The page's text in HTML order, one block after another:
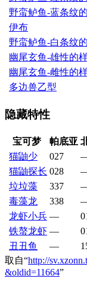
野蛮鲈鱼-蓝条纹
伊布
野蛮鲈鱼-白条纹
幽尾玄鱼-雄性的
幽尾玄鱼-雌性的
多边兽乙型
隐藏特性
宝可梦 帕底亚
猫鼬少
027
猫鼬探长 028
垃垃藻
337
毒藻龙
338
龙虾小兵 —
铁螯龙虾 —
丑丑鱼
—
取自“http://
&oldid=11664”